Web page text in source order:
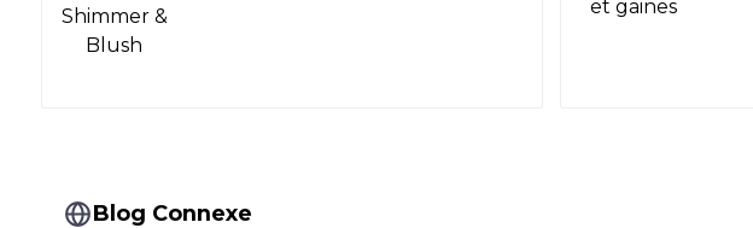
Blog Connexe